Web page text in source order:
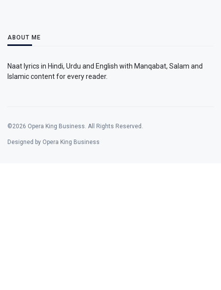
ABOUT ME
Naat lyrics in Hindi, Urdu and English with Manqabat, Salam and
Islamic content for every reader.
©2026 Opera King Business. All Rights Reserved.
Designed by Opera King Business